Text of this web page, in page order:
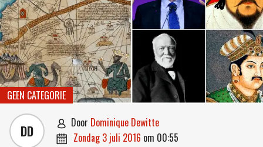
GEEN CATEGORIE
DD  door Dominique Dewitte
 zondag 3 juli 2016 om 00:55